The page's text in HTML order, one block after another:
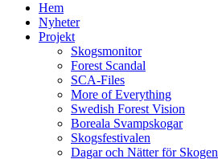
Hem
Nyheter
Projekt
Skogsmonitor
Forest Scandal
SCA-Files
More of Everything
Swedish Forest Vision
Boreala Svampskogar
Skogsfestivalen
Dagar och Nätter för Skogen